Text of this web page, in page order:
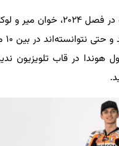
البته با توجه به این
هوندا در قاب تلویزیون